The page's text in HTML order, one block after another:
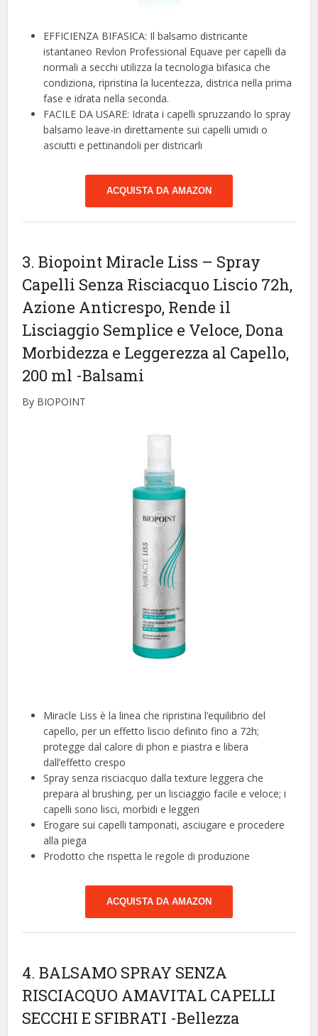
EFFICIENZA BIFASICA: Il balsamo districante
istantaneo Revlon Professional Equave per capelli da
normali a secchi utilizza la tecnologia bifasica che
condiziona, ripristina la lucentezza, districa nella prima
fase e idrata nella seconda.
FACILE DA USARE: Idrata i capelli spruzzando lo spray
balsamo leave-in direttamente sui capelli umidi o
asciutti e pettinandoli per districarli
ACQUISTA DA AMAZON
3. Biopoint Miracle Liss – Spray
Capelli Senza Risciacquo Liscio 72h,
Azione Anticrespo, Rende il
Lisciaggio Semplice e Veloce, Dona
Morbidezza e Leggerezza al Capello,
200 ml -Balsami
By BIOPOINT
Miracle Liss è la linea che ripristina l’equilibrio del
capello, per un effetto liscio definito fino a 72h;
protegge dal calore di phon e piastra e libera
dall’effetto crespo
Spray senza risciacquo dalla texture leggera che
prepara al brushing, per un lisciaggio facile e veloce; i
capelli sono lisci, morbidi e leggeri
Erogare sui capelli tamponati, asciugare e procedere
alla piega
Prodotto che rispetta le regole di produzione
ACQUISTA DA AMAZON
4. BALSAMO SPRAY SENZA
RISCIACQUO AMAVITAL CAPELLI
SECCHI E SFIBRATI -Bellezza